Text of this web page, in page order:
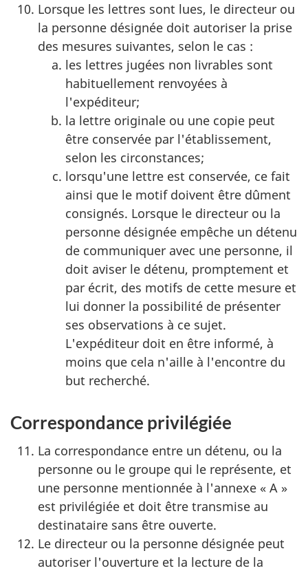
Lorsque les lettres sont lues, le directeur ou
la personne désignée doit autoriser la prise
des mesures suivantes, selon le cas :
les lettres jugées non livrables sont
habituellement renvoyées à
l'expéditeur;
la lettre originale ou une copie peut
être conservée par l'établissement,
selon les circonstances;
lorsqu'une lettre est conservée, ce fait
ainsi que le motif doivent être dûment
consignés. Lorsque le directeur ou la
personne désignée empêche un détenu
de communiquer avec une personne, il
doit aviser le détenu, promptement et
par écrit, des motifs de cette mesure et
lui donner la possibilité de présenter
ses observations à ce sujet.
L'expéditeur doit en être informé, à
moins que cela n'aille à l'encontre du
but recherché.
Correspondance privilégiée
La correspondance entre un détenu, ou la
personne ou le groupe qui le représente, et
une personne mentionnée à l'annexe « A »
est privilégiée et doit être transmise au
destinataire sans être ouverte.
Le directeur ou la personne désignée peut
autoriser l'ouverture et la lecture de la